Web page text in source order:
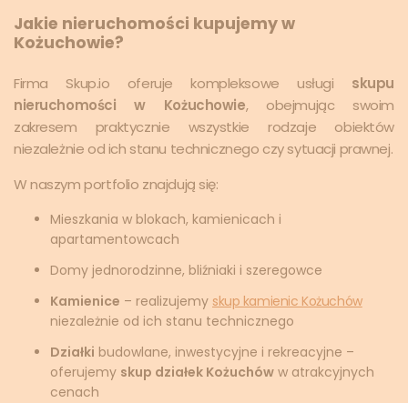
Jakie nieruchomości kupujemy w
Kożuchowie?
Firma Skup.io oferuje kompleksowe usługi skupu
nieruchomości w Kożuchowie, obejmując swoim
zakresem praktycznie wszystkie rodzaje obiektów
niezależnie od ich stanu technicznego czy sytuacji prawnej.
W naszym portfolio znajdują się:
Mieszkania w blokach, kamienicach i
apartamentowcach
Domy jednorodzinne, bliźniaki i szeregowce
Kamienice – realizujemy skup kamienic Kożuchów
niezależnie od ich stanu technicznego
Działki budowlane, inwestycyjne i rekreacyjne –
oferujemy skup działek Kożuchów w atrakcyjnych
cenach